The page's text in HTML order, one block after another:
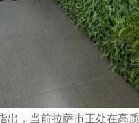
出，当前拉萨市正处在高